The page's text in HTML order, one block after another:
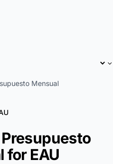
Mensual
for EAU